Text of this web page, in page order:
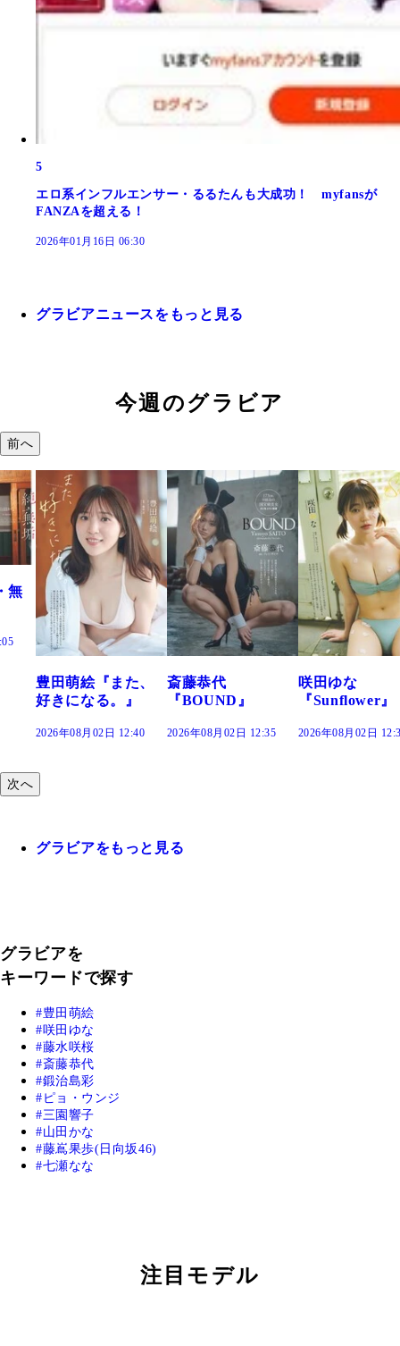
5
エロ系インフルエンサー・るるたんも大成功！ myfansが
FANZAを超える！
2026年01月16日 06:30
グラビアニュースをもっと見る
今週のグラビア
前へ
豊田萌絵『また、
好きになる。』
2026年08月02日 12:40
斎藤恭代
『BOUND』
2026年08月02日 12:35
咲田ゆな
『Sunflower』
2026年08月02日
無
次へ
グラビアをもっと見る
グラビアを
キーワードで探す
豊田萌絵
咲田ゆな
藤水咲桜
斎藤恭代
鍛治島彩
ピョ・ウンジ
三園響子
山田かな
藤嶌果歩(日向坂46)
七瀬なな
注目モデル